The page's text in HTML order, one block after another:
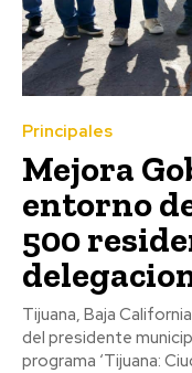
Principales
Mejora
entorno
500
Tijuana, Baja
del presidente
programa ‘Tijuana: